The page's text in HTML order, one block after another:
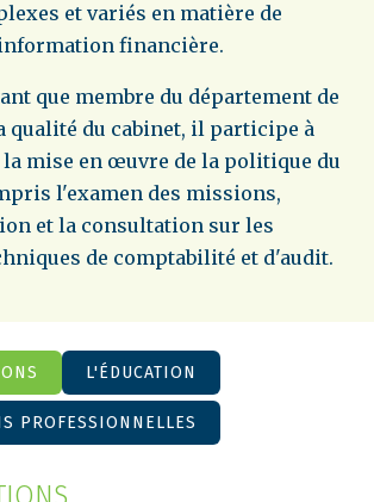
et variés en matière de
financière.
que membre du département de
qualité du cabinet, il participe à
la mise en œuvre de la politique du
l'examen des missions,
et la consultation sur les
de comptabilité et d'audit.
L'ÉDUCATION
PROFESSIONNELLES